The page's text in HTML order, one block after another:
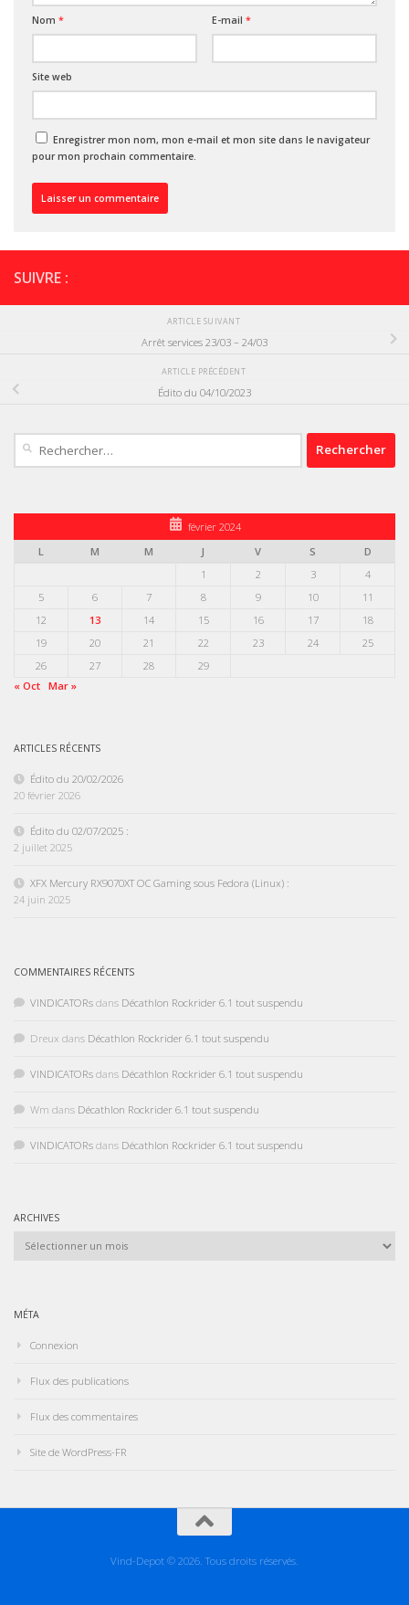
Nom * E-mail *
Site web
Enregistrer mon nom, mon e-mail et mon site dans le navigateur
pour mon prochain commentaire.
SUIVRE :
ARTICLE SUIVANT
Arrêt services 23/03 – 24/03
ARTICLE PRÉCÉDENT
Édito du 04/10/2023
Rechercher :
février 2024
L
M M J V S
D
1
2 3
4
5
6 7 8 9 10
11
12
13 14 15 16 17
18
19
20 21 22 23 24
25
26
27 28
29
« Oct Mar »
ARTICLES RÉCENTS
Édito du 20/02/2026
20 février 2026
Édito du 02/07/2025 :
2 juillet 2025
XFX Mercury RX9070XT OC Gaming sous Fedora (Linux) :
24 juin 2025
COMMENTAIRES RÉCENTS
VINDICATORs dans Décathlon Rockrider 6.1 tout suspendu
Dreux dans Décathlon Rockrider 6.1 tout suspendu
VINDICATORs dans Décathlon Rockrider 6.1 tout suspendu
Wm dans Décathlon Rockrider 6.1 tout suspendu
VINDICATORs dans Décathlon Rockrider 6.1 tout suspendu
ARCHIVES
MÉTA
Connexion
Flux des publications
Flux des commentaires
Site de WordPress-FR
Vind-Depot © 2026. Tous droits réservés.